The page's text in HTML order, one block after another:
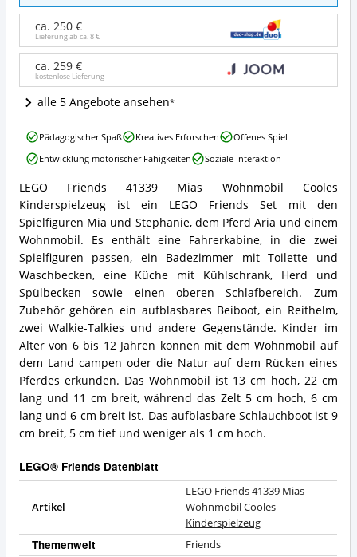
41339
Mias
Wohnmobil
Cooles
Kinderspielzeug
Angebote:
Wo
ist
Friends
erhältlich?
ca. 250 €
Lieferung ab ca.8 €
ca. 259 €
kostenlose Lieferung
alle 5 Angebote ansehen
LEGO
Friends
41339
Mias
Wohnmobil
Cooles
Kinderspielzeug
Zusammenfassung:
Was
bietet
LEGO®
Friends?
LEGO Friends 41339 Mias Wohnmobil Cooles
Kinderspielzeug ist ein LEGO Friends Set mit den
Spielfiguren Mia und Stephanie, dem Pferd Aria und einem
Wohnmobil. Es enthält eine Fahrerkabine, in die zwei
Spielfiguren passen, ein Badezimmer mit Toilette und
Waschbecken, eine Küche mit Kühlschrank, Herd und
Spülbecken sowie einen oberen Schlafbereich. Zum
Zubehör gehören ein aufblasbares Beiboot, ein Reithelm,
zwei Walkie-Talkies und andere Gegenstände. Kinder im
Alter von 6 bis 12 Jahren können mit dem Wohnmobil auf
dem Land campen oder die Natur auf dem Rücken eines
Pferdes erkunden. Das Wohnmobil ist 13 cm hoch, 22 cm
lang und 11 cm breit, während das Zelt 5 cm hoch, 6 cm
lang und 6 cm breit ist. Das aufblasbare Schlauchboot ist 9
cm breit, 5 cm tief und weniger als 1 cm hoch.
LEGO® Friends Datenblatt
Artikel
LEGO Friends 41339 Mias
Wohnmobil Cooles
Kinderspielzeug
Themenwelt Friends
LEGO
Friends
41339
Wohnmobil
Cooles
Kinderspielzeug
Vorteile:
Was
spricht
für
LEGO®
Friends?
Pädagogischer Spaß Kreatives Erforschen
Offenes Spiel
Entwicklung motorischer Fähigkeiten
Soziale Interaktion